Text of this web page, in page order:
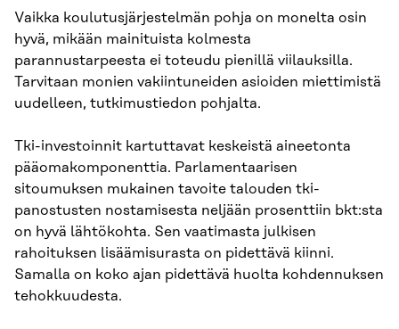
Vaikka koulutusjärjestelmän pohja on monelta osin
hyvä, mikään mainituista kolmesta
parannustarpeesta ei toteudu pienillä viilauksilla.
Tarvitaan monien vakiintuneiden asioiden miettimistä
uudelleen, tutkimustiedon pohjalta.
Tki-investoinnit kartuttavat keskeistä aineetonta
pääomakomponenttia. Parlamentaarisen
sitoumuksen mukainen tavoite talouden tki-
panostusten nostamisesta neljään prosenttiin bkt:sta
on hyvä lähtökohta. Sen vaatimasta julkisen
rahoituksen lisäämisurasta on pidettävä kiinni.
Samalla on koko ajan pidettävä huolta kohdennuksen
tehokkuudesta.